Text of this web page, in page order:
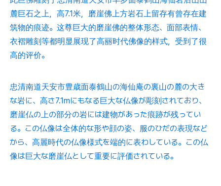
麓巨石之上，高7.1米，磨崖佛上方岩石上留存有曾存在建
筑物的痕迹。这尊巨大的磨崖佛的整体形态、面部表情、
衣褶雕刻等都明显展现了高丽时代佛像的样式，受到了很
高的评价。
忠清南道天安市豊歳面泰鶴山の海仙庵の裏山の麓の大き
な岩に、高さ7.1mにもなる巨大な仏像が彫刻されており、
磨崖仏の上の部分の岩には建物があった痕跡が残ってい
る。この仏像は全体的な形や顔の姿、服のひだの表現など
から、高麗時代の仏像様式を端的に表わしている。この仏
像は巨大な磨崖仏として重要に評価されている。